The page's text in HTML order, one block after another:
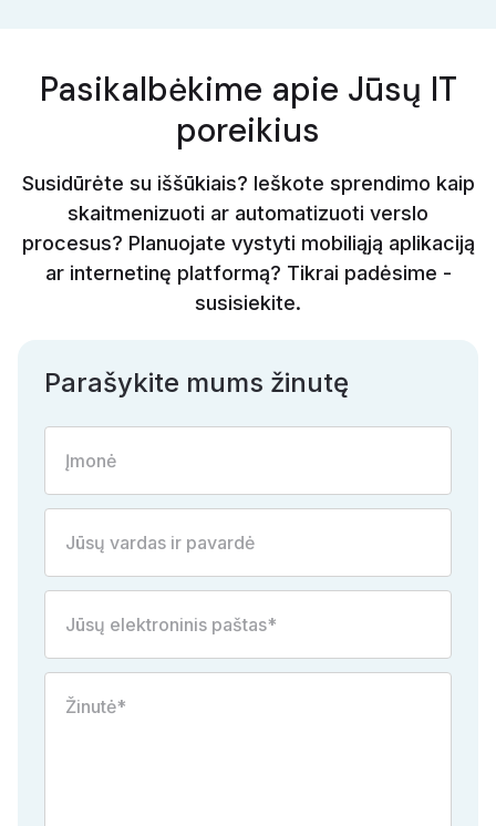
Pasikalbėkime apie Jūsų IT
poreikius
Susidūrėte su iššūkiais? Ieškote sprendimo kaip
skaitmenizuoti ar automatizuoti verslo
procesus? Planuojate vystyti mobiliąją aplikaciją
ar internetinę platformą? Tikrai padėsime -
susisiekite.
Parašykite mums žinutę